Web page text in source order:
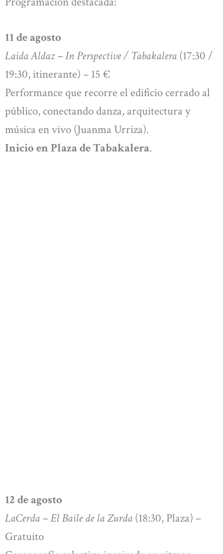
11 de agosto
Laida Aldaz – In Perspective / Tabakalera (17:30 /
19:30, itinerante) – 15 €
Performance que recorre el edificio cerrado al
público, conectando danza, arquitectura y
música en vivo (Juanma Urriza).
Inicio en Plaza de Tabakalera.
12 de agosto
LaCerda – El Baile de la Zurda (18:30, Plaza) –
Gratuito